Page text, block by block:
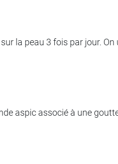
la peau 3 fois par jour. On
aspic associé à une